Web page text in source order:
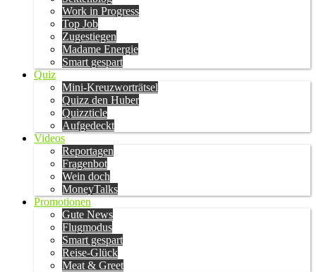
Work in Progress
Top Job
Zugestiegen
Madame Energie
Smart gespart
Quiz
Mini-Kreuzworträtsel
Quizz den Huber
Quizzticle
Aufgedeckt
Videos
Reportagen
Fragenbot
Wein doch
MoneyTalks
Promotionen
Gute News
Flugmodus
Smart gespart
Reise-Glück
Meat & Greet